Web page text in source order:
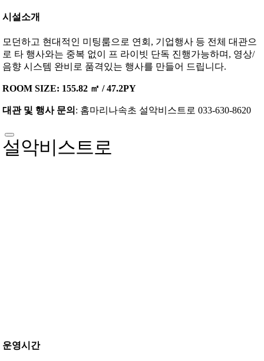
시설소개
모던하고 현대적인 미팅룸으로 연회, 기업행사 등 전체 대관으
로 타 행사와는 중복 없이 프 라이빗 단독 진행가능하며, 영상/
음향 시스템 완비로 품격있는 행사를 만들어 드립니다.
ROOM SIZE: 155.82 ㎡ / 47.2PY
대관 및 행사 문의 : 홈마리나속초 설악비스트로 033-630-8620
설악비스트로
운영시간